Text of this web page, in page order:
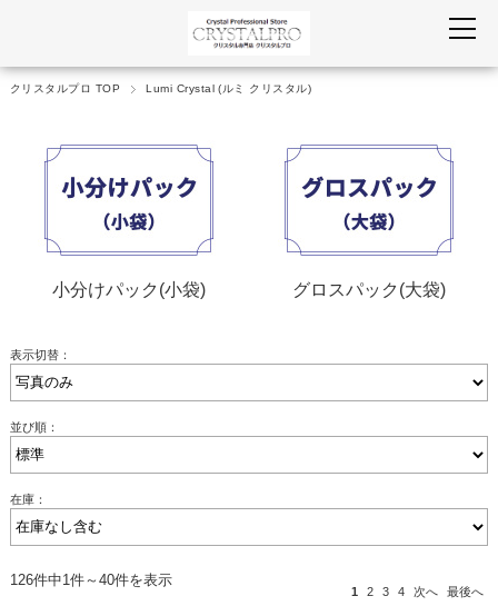
クリスタルプロ TOP Lumi Crystal (ルミ クリスタル)
小分けパック(小袋) グロスパック(大袋)
表示切替：
並び順：
在庫：
126件中1件～40件を表示
1 2 3 4 次へ 最後へ